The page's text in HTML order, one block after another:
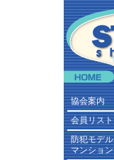
協会案内
会員リスト
防犯モデル
マンション